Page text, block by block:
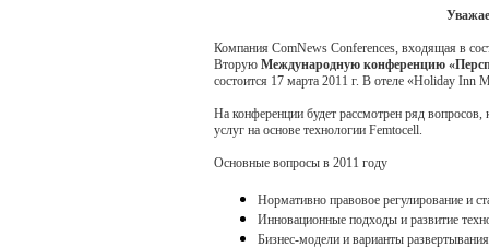
Компания ComNews Conferences, входящая в
Вторую Международную конференцию
состоится 17 марта 2011 г. В отеле «Holiday
На конференции будет рассмотрен ряд вопросов,
услуг на основе технологии Femtocell.
Основные вопросы в 2011 году
Нормативно правовое регулирование и
Инновационные подходы и развитие
Бизнес-модели и варианты